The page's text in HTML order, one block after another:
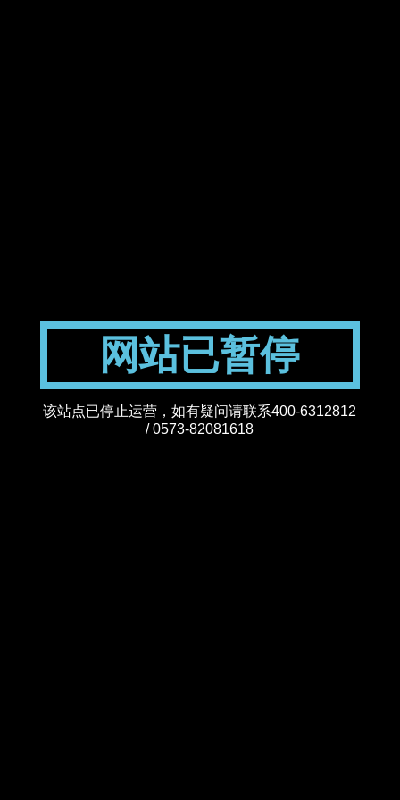
网站已暂停
该站点已停止运营，如有疑问请联系400-6312812
/ 0573-82081618